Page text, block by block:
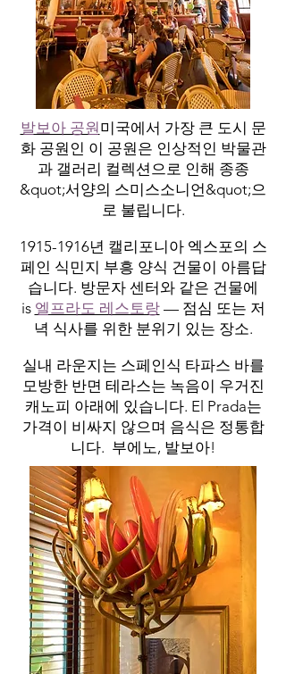
발보아 공원 미국에서 가장 큰 도시 문
화 공원인 이 공원은 인상적인 박물관
과 갤러리 컬렉션으로 인해 종종
&quot;서양의 스미스소니언&quot;으
로 불립니다.
1915-1916년 캘리포니아 엑스포의 스
페인 식민지 부흥 양식 건물이 아름답
습니다. 방문자 센터와 같은 건물에
is 엘프라도 레스토랑— 점심 또는 저
녁 식사를 위한 분위기 있는 장소.
실내 라운지는 스페인식 타파스 바를
모방한 반면 테라스는 녹음이 우거진
캐노피 아래에 있습니다. El Prada는
가격이 비싸지 않으며 음식은 정통합
니다. 부에노, 발보아!